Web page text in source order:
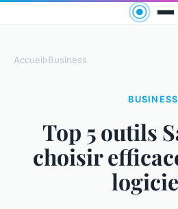
Accueil›Business
BUSINESS
Top 5 outils
choisir